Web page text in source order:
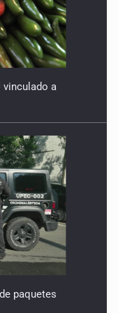
vinculado a
paquetes